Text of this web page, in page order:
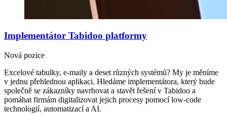
Implementátor Tabidoo platformy
Nová pozice
Excelové tabulky, e-maily a deset různých systémů? My je měníme
v jednu přehlednou aplikaci. Hledáme implementátora, který bude
společně se zákazníky navrhovat a stavět řešení v Tabidoo a
pomáhat firmám digitalizovat jejich procesy pomocí low-code
technologií, automatizací a AI.